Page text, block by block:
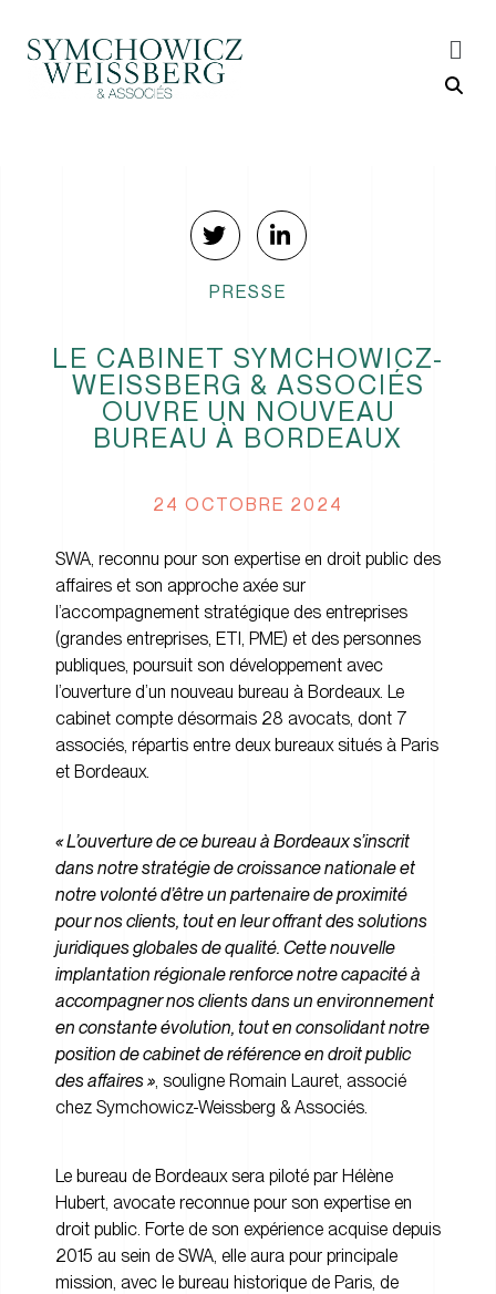
PRESSE
LE CABINET SYMCHOWICZ-
WEISSBERG & ASSOCIÉS
OUVRE UN NOUVEAU
BUREAU À BORDEAUX
24 OCTOBRE 2024
SWA, reconnu pour son expertise en droit public des
affaires et son approche axée sur
l’accompagnement stratégique des entreprises
(grandes entreprises, ETI, PME) et des personnes
publiques, poursuit son développement avec
l’ouverture d’un nouveau bureau à Bordeaux. Le
cabinet compte désormais 28 avocats, dont 7
associés, répartis entre deux bureaux situés à Paris
et Bordeaux.
« L’ouverture de ce bureau à Bordeaux s’inscrit
dans notre stratégie de croissance nationale et
notre volonté d’être un partenaire de proximité
pour nos clients, tout en leur offrant des solutions
juridiques globales de qualité. Cette nouvelle
implantation régionale renforce notre capacité à
accompagner nos clients dans un environnement
en constante évolution, tout en consolidant notre
position de cabinet de référence en droit public
des affaires » , souligne Romain Lauret, associé
chez Symchowicz-Weissberg & Associés.
Le bureau de Bordeaux sera piloté par Hélène
Hubert, avocate reconnue pour son expertise en
droit public. Forte de son expérience acquise depuis
2015 au sein de SWA, elle aura pour principale
mission, avec le bureau historique de Paris, de